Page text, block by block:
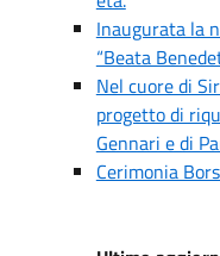
Inaugurata la
“Beata
Nel cuore di
progetto di
Gennari e di
Cerimonia